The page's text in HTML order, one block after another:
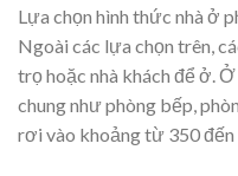
Lựa chọn hình thức nhà ở
Ngoài các lựa chọn trên,
trọ hoặc nhà khách để ở.
chung như phòng bếp,
rơi vào khoảng từ 350